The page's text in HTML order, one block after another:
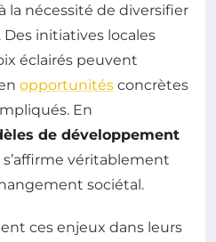
la nécessité de diversifier
Des initiatives locales
éclairés peuvent
opportunités concrètes
En
de développement
s’affirme véritablement
sociétal.
ces enjeux dans leurs